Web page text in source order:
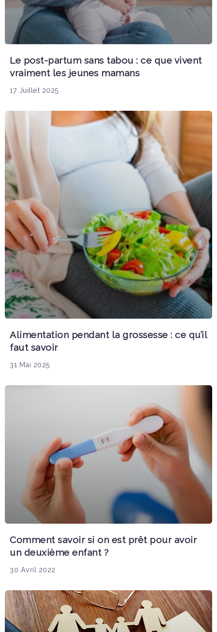
Le post-partum sans tabou : ce que vivent
vraiment les jeunes mamans
17 Juillet 2025
Alimentation pendant la grossesse : ce qu’il
faut savoir
31 Mai 2025
Comment savoir si on est prêt pour avoir
un deuxième enfant ?
30 Avril 2022